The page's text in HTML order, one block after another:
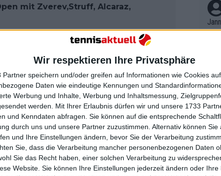
Wir respektieren Ihre Privatsphäre
Partner speichern und/oder greifen auf Informationen wie Cookies
Daten wie eindeutige Kennungen und
Werbung und Inhalte, Werbung und Inhaltsmessung,
werden. Mit Ihrer Erlaubnis dürfen wir und unsere 1733
und Kenndaten abfragen. Sie können auf die entsprechende
durch uns und unsere Partner zuzustimmen. Alternativ können Sie
und Ihre Einstellungen ändern, bevor Sie der Verarbeitung
Sie, dass die Verarbeitung mancher personenbezogenen Daten
Sie das Recht haben, einer solchen Verarbeitung zu
Website. Sie können Ihre Einstellungen jederzeit ändern oder Ihre
mit Zverev,Struff, Alcaraz,
für viele
Runde in Peking auf den an
3 der Welt. Die beiden haben
wobei der Russe im Achtelfinale
wettmachte und in vier Sätzen
am vergangenen Wochenende,
r in
em
t,
B.
on
uss
mal
des
n
nt.
kel